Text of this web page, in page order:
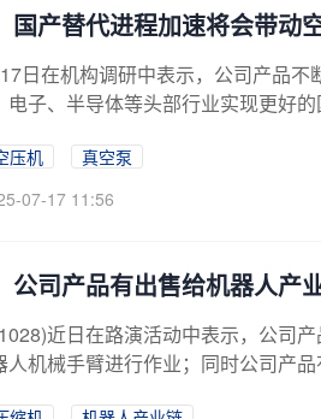
国产替代进程加速将会带动
日在机构调研中表示，公司产品
电子、半导体等头部行业实现更好
压机
真空泵
07-17 11:56
公司产品有出售给机器人产
近日在路演活动中表示，公司
人机械手臂进行作业；同时公司产